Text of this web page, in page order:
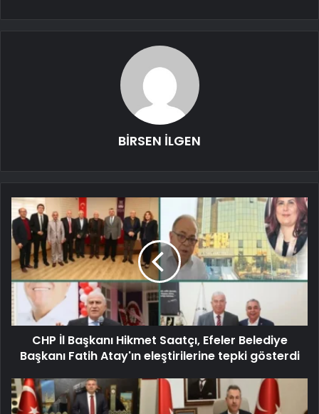
BİRSEN İLGEN
CHP İl Başkanı Hikmet Saatçı, Efeler Belediye
Başkanı Fatih Atay'ın eleştirilerine tepki gösterdi